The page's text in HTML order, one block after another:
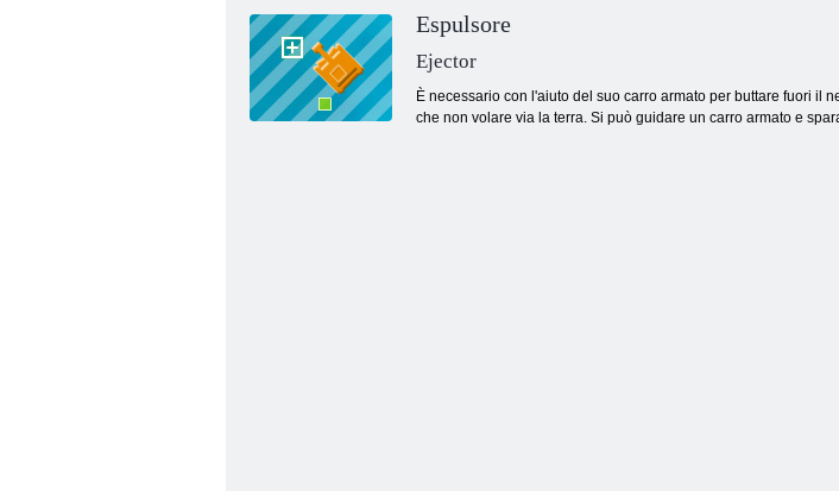
Espulsore
Ejector
È necessario con l'aiuto del suo carro armato per buttare fuori il
che non volare via la terra. Si può guidare un carro armato e